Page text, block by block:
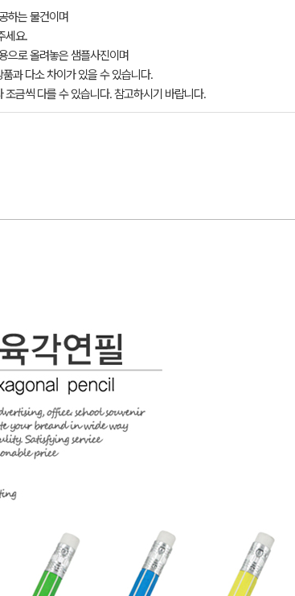
하는 물건이며
세요.
으로 올려놓은 샘플사진이며
과 다소 차이가 있을 수 있습니다.
금씩 다를 수 있습니다. 참고하시기 바랍니다.